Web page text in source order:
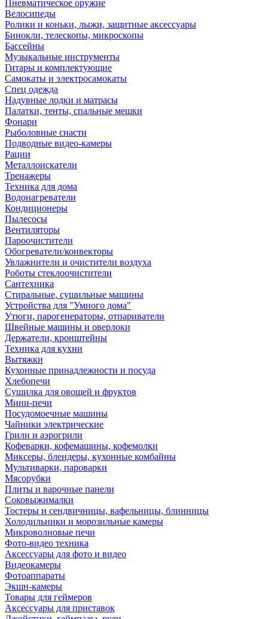
Пневматическое оружие
Велосипеды
Ролики и коньки, лыжи, защитные аксессуары
Бинокли, телескопы, микроскопы
Бассейны
Музыкальные инструменты
Гитары и комплектующие
Самокаты и электросамокаты
Спец одежда
Надувные лодки и матрасы
Палатки, тенты, спальные мешки
Фонари
Рыболовные снасти
Подводные видео-камеры
Рации
Металлоискатели
Тренажеры
Техника для дома
Водонагреватели
Кондиционеры
Пылесосы
Вентиляторы
Пароочистители
Обогреватели/конвекторы
Увлажнители и очистители воздуха
Роботы стеклоочистители
Сантехника
Стиральные, сушильные машины
Устройства для "Умного дома"
Утюги, парогенераторы, отпариватели
Швейные машины и оверлоки
Держатели, кронштейны
Техника для кухни
Вытяжки
Кухонные принадлежности и посуда
Хлебопечи
Сушилка для овощей и фруктов
Мини-печи
Посудомоечные машины
Чайники электрические
Грили и аэрогрили
Кофеварки, кофемашины, кофемолки
Миксеры, блендеры, кухонные комбайны
Мультиварки, пароварки
Мясорубки
Плиты и варочные панели
Соковыжималки
Тостеры и сендвичницы, вафельницы, блинницы
Холодильники и морозильные камеры
Микроволновые печи
Фото-видео техника
Аксессуары для фото и видео
Видеокамеры
Фотоаппараты
Экшн-камеры
Товары для геймеров
Аксессуары для приставок